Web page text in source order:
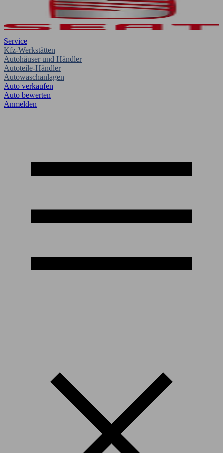
Service
Kfz-Werkstätten
Autohäuser und Händler
Autoteile-Händler
Autowaschanlagen
Auto verkaufen
Auto bewerten
Anmelden